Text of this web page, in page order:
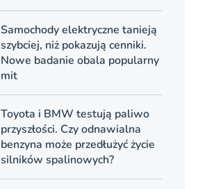
Samochody elektryczne tanieją
szybciej, niż pokazują cenniki.
Nowe badanie obala popularny
mit
Toyota i BMW testują paliwo
przyszłości. Czy odnawialna
benzyna może przedłużyć życie
silników spalinowych?